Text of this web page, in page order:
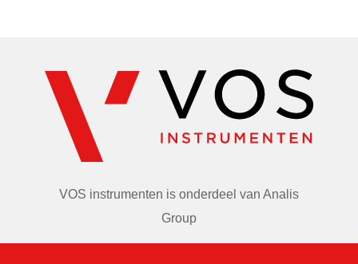
VOS instrumenten is onderdeel van Analis
Group